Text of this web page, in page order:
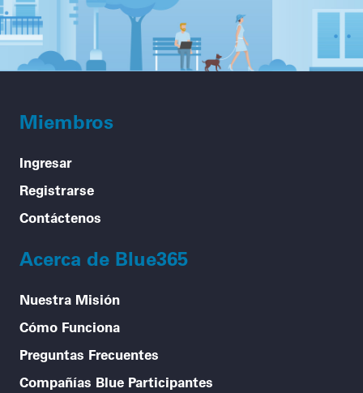
Miembros
Ingresar
Registrarse
Contáctenos
Acerca de Blue365
Nuestra Misión
Cómo Funciona
Preguntas Frecuentes
Compañías Blue Participantes